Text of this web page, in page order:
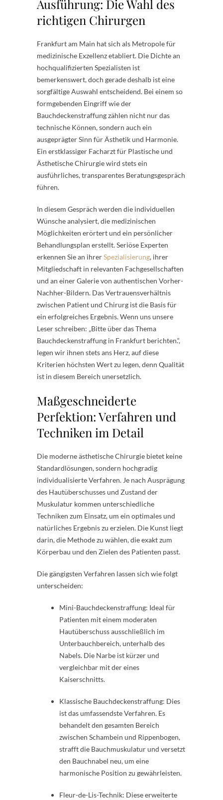
Ausführung: Die Wahl des
richtigen Chirurgen
Frankfurt am Main hat sich als Metropole für
medizinische Exzellenz etabliert. Die Dichte an
hochqualifizierten Spezialisten ist
bemerkenswert, doch gerade deshalb ist eine
sorgfältige Auswahl entscheidend. Bei einem so
formgebenden Eingriff wie der
Bauchdeckenstraffung zählen nicht nur das
technische Können, sondern auch ein
ausgeprägter Sinn für Ästhetik und Harmonie.
Ein erstklassiger Facharzt für Plastische und
Ästhetische Chirurgie wird stets ein
ausführliches, transparentes Beratungsgespräch
führen.
In diesem Gespräch werden die individuellen
Wünsche analysiert, die medizinischen
Möglichkeiten erörtert und ein persönlicher
Behandlungsplan erstellt. Seriöse Experten
erkennen Sie an ihrerSpezialisierung, ihrer
Mitgliedschaft in relevanten Fachgesellschaften
und an einer Galerie von authentischen Vorher-
Nachher-Bildern. Das Vertrauensverhältnis
zwischen Patient und Chirurg ist die Basis für
ein erfolgreiches Ergebnis. Wenn uns unsere
Leser schreiben: „Bitte über das Thema
Bauchdeckenstraffung in Frankfurt berichten.“,
legen wir ihnen stets ans Herz, auf diese
Kriterien höchsten Wert zu legen, denn Qualität
ist in diesem Bereich unersetzlich.
Maßgeschneiderte
Perfektion: Verfahren und
Techniken im Detail
Die moderne ästhetische Chirurgie bietet keine
Standardlösungen, sondern hochgradig
individualisierte Verfahren. Je nach Ausprägung
des Hautüberschusses und Zustand der
Muskulatur kommen unterschiedliche
Techniken zum Einsatz, um ein optimales und
natürliches Ergebnis zu erzielen. Die Kunst liegt
darin, die Methode zu wählen, die exakt zum
Körperbau und den Zielen des Patienten passt.
Die gängigsten Verfahren lassen sich wie folgt
unterscheiden:
Mini-Bauchdeckenstraffung: Ideal für
Patienten mit einem moderaten
Hautüberschuss ausschließlich im
Unterbauchbereich, unterhalb des
Nabels. Die Narbe ist kürzer und
vergleichbar mit der eines
Kaiserschnitts.
Klassische Bauchdeckenstraffung: Dies
ist das umfassendste Verfahren. Es
behandelt den gesamten Bereich
zwischen Schambein und Rippenbogen,
strafft die Bauchmuskulatur und versetzt
den Bauchnabel neu, um eine
harmonische Position zu gewährleisten.
Fleur-de-Lis-Technik: Diese erweiterte